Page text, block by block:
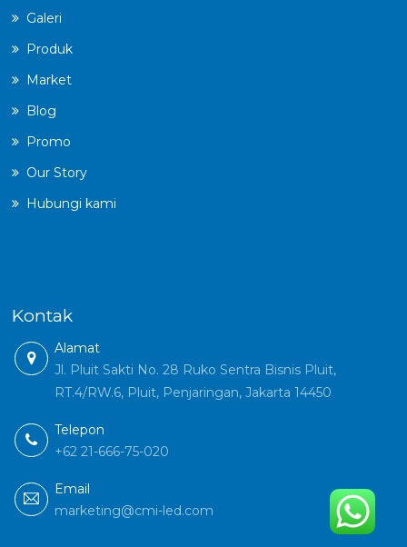
Galeri
Produk
Market
Blog
Promo
Our Story
Hubungi kami
Kontak
Alamat
Jl. Pluit Sakti No. 28 Ruko Sentra Bisnis Pluit,
RT.4/RW.6, Pluit, Penjaringan, Jakarta 14450
Telepon
+62 21-666-75-020
Email
marketing@cmi-led.com